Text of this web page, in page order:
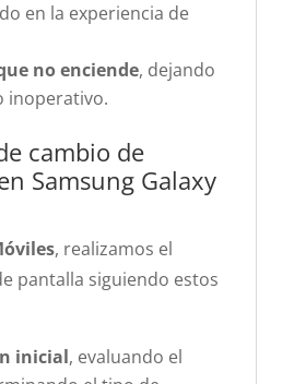
en la experiencia de
no enciende, dejando
inoperativo.
cambio de
Samsung Galaxy
, realizamos el
pantalla siguiendo estos
inicial, evaluando el